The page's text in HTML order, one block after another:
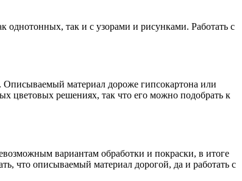
так и с узорами и рисунками. Работать с
Описываемый материал дороже гипсокартона или
цветовых решениях, так что его можно подобрать к
вариантам обработки и покраски, в итоге
что описываемый материал дорогой, да и работать с